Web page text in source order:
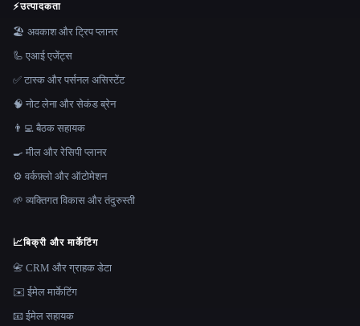
⚡उत्पादकता
🏖 अवकाश और ट्रिप प्लानर
🦾 एआई एजेंट्स
✅ टास्क और पर्सनल असिस्टेंट
🧠 नोट लेना और सेकंड ब्रेन
👨‍💻 बैठक सहायक
🍳 मील और रेसिपी प्लानर
⚙️ वर्कफ़्लो और ऑटोमेशन
🌱 व्यक्तिगत विकास और तंदुरुस्ती
📈बिक्री और मार्केटिंग
📇 CRM और ग्राहक डेटा
✉️ ईमेल मार्केटिंग
📧 ईमेल सहायक